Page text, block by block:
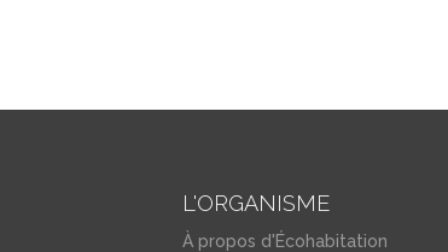
L'ORGANISME
À propos d'Écohabitation